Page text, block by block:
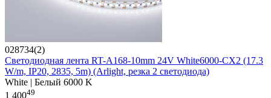
028734(2)
Светодиодная лента RT-A168-10mm 24V White6000-CX2 (17.3
W/m, IP20, 2835, 5m) (Arlight, резка 2 светодиода)
White | Белый 6000 K
1 40049